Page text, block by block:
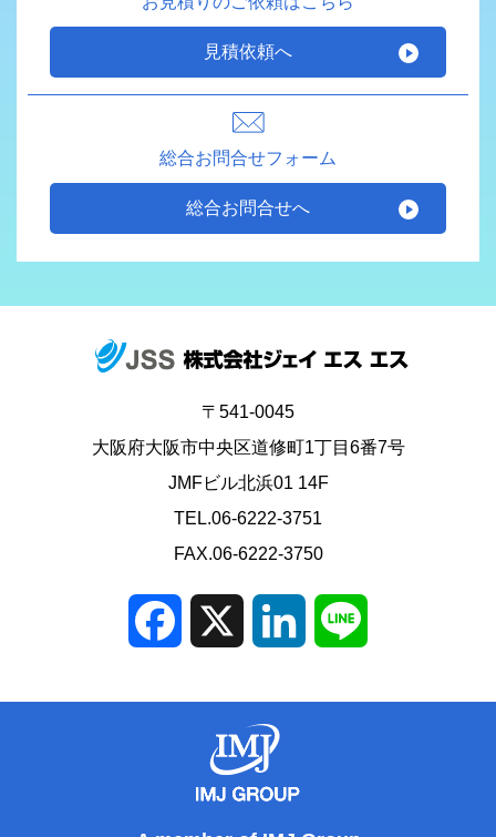
見積依頼へ
総合お問合せフォーム
総合お問合せへ
〒541-0045
大阪府大阪市中央区道修町1丁目6番7号
JMFビル北浜01 14F
TEL.06-6222-3751
FAX.06-6222-3750
Facebook LinkedIn